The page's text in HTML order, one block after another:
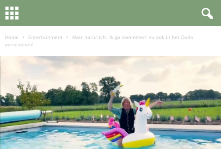
Home Entertainment
Aber natürlich: ‘Ik ga zwemmen’ nu ook in het Duits
verschenen!